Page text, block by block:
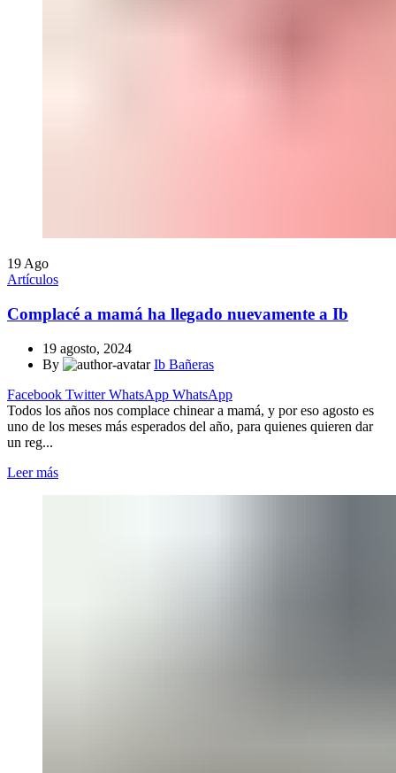
19 Ago
Artículos
Complacé a mamá ha llegado nuevamente a Ib
19 agosto, 2024
By
Ib Bañeras
Facebook Twitter WhatsApp WhatsApp
Todos los años nos complace chinear a mamá, y por eso agosto es
uno de los meses más esperados del año, para quienes quieren dar
un reg...
Leer más